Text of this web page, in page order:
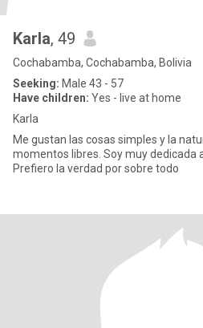
Karla, 49
Cochabamba, Cochabamba, Bolivia
Seeking: Male 43 - 57
Have children: Yes - live at home
Karla
Me gustan las cosas simples y la
momentos libres. Soy muy dedicada
Prefiero la verdad por sobre todo